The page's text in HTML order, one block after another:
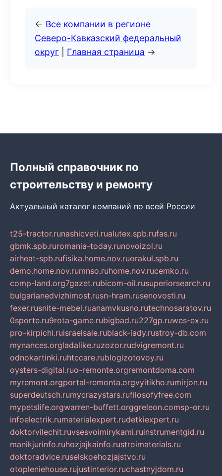
← Все компании в регионе
Северо-Кавказский федеральный
округ
Главная страница →
Полный справочник по
строительству и ремонту
Актуальный каталог компаний по всей России
t25-tractor.runashicveti.rualutex.spb.rufas.ru
gbmk.spb.ruromania-today.runovoizol.ru
airheat-spb.rufisika.home.nov.ruorakul.spb.ru
demo.home.nov.rumnso.ruhome.nov.rucemko.ru
comp-land.org7gazet.rubicom-oil.rusuperiorsearch.ru
bulgarianedvizhimost.rusn-hram.rusenovosti.ru
fexer.rusnite-mebel.ruanamvkusno.rutechnosaratov.ru
0sporte.ru9rota-game.rubigbad.ru227gp.ruwes-ex.ru
pro-kirpichi.ruisraelsale.rublack-lady.rustroy-db.com
mynances.orgladalike.ruzozor.rudvigremont.ru
odnokartinki.ruhtccare.rublogizotovoy.ru
oysters-digital.ruo-remonte.orgremontdoma.com
myremont.orgportal-remonta.orgvyitikho.rumirjon.ru
superdeutsch.rumycrazystars.rufilosofyfree.com
mypetslife.orgwarren-buffett.orggreleon.comsp-or.ru
infoelectrik.rumaterialexpert.rudetkiexpert.ru
doktorvilechit.ruvsesvoimirykami.ruinstrumentgid.ru
manikjurinfo.ruhozjajkainfo.rustroimaterials.ru
doktoradvice.ruselskoehozjajstvo.ru
otopleniehouse.rujustinterior.ruchastnyjdom.ru